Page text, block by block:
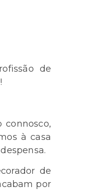
de
à casa
de
por